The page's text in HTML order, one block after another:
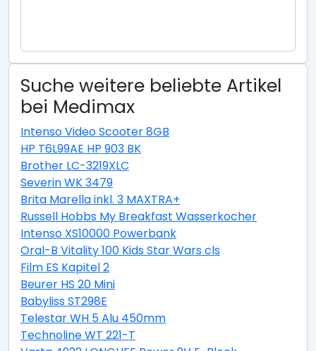
Suche weitere beliebte Artikel
bei Medimax
Intenso Video Scooter 8GB
HP T6L99AE HP 903 BK
Brother LC-3219XLC
Severin WK 3479
Brita Marella inkl. 3 MAXTRA+
Russell Hobbs My Breakfast Wasserkocher
Intenso XS10000 Powerbank
Oral-B Vitality 100 Kids Star Wars cls
Film ES Kapitel 2
Beurer HS 20 Mini
Babyliss ST298E
Telestar WH 5 Alu 450mm
Technoline WT 221-T